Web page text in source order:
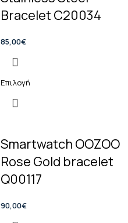
Bracelet C20034
85,00€
Επιλογή
Smartwatch OOZOO
Rose Gold bracelet
Q00117
90,00€